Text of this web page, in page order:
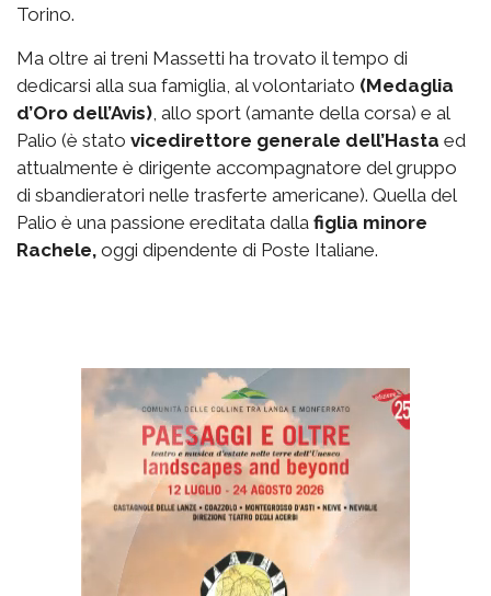
Torino.
Ma oltre ai treni Massetti ha trovato il tempo di
dedicarsi alla sua famiglia, al volontariato (Medaglia
d’Oro dell’Avis), allo sport (amante della corsa) e al
Palio (è stato vicedirettore generale dell’Hasta ed
attualmente è dirigente accompagnatore del gruppo
di sbandieratori nelle trasferte americane). Quella del
Palio è una passione ereditata dalla figlia minore
Rachele, oggi dipendente di Poste Italiane.